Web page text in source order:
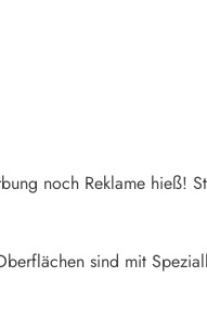
noch Reklame hieß!
sind mit